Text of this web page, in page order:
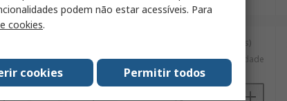
giratorio SKF de
Subtotal (1 embalagem de 10 unidades)
20,61 € 2,061 €/unidade
Quantidade
podem não estar acessíveis. Para
cookies.
Permitir todos
cookies